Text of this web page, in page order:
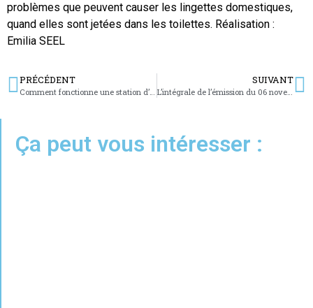
problèmes que peuvent causer les lingettes domestiques,
quand elles sont jetées dans les toilettes. Réalisation :
Emilia SEEL
PRÉCÉDENT
Comment fonctionne une station d’épuration ?
SUIVANT
L’intégrale de l’émission du 06 novembre 2023
Ça peut vous intéresser :